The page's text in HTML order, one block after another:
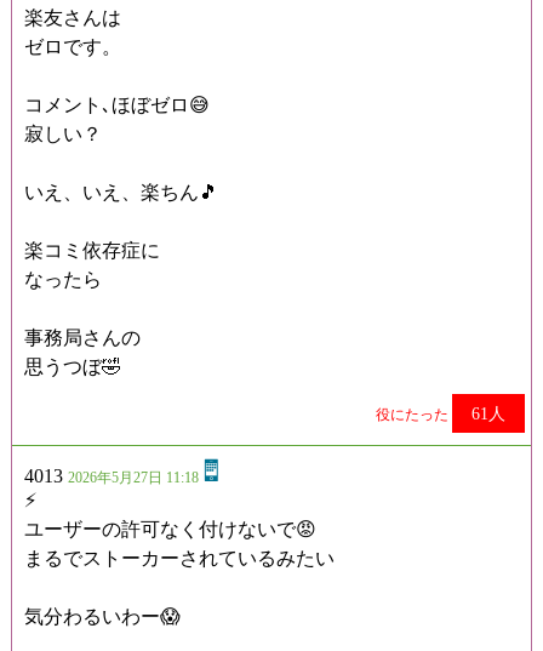
楽友さんは
ゼロです。
コメント､ほぼゼロ😅
寂しい？
いえ、いえ、楽ちん🎵
楽コミ依存症に
なったら
事務局さんの
思うつぼ🤣
役にたった 61人
4013 2026年5月27日 11:18
⚡️
ユーザーの許可なく付けないで😡
まるでストーカーされているみたい
気分わるいわー😱